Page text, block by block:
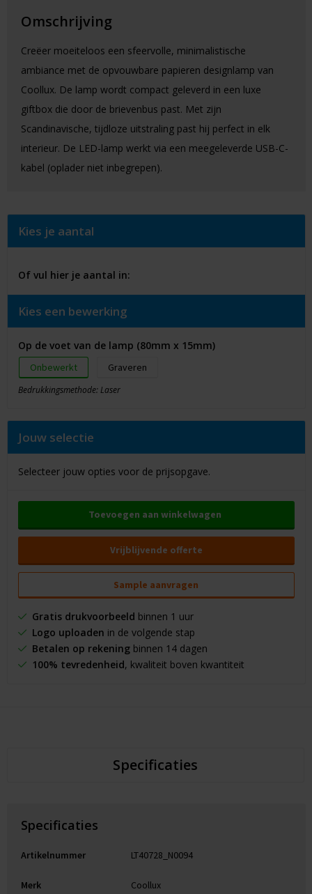
Omschrijving
Creëer moeiteloos een sfeervolle, minimalistische
ambiance met de opvouwbare papieren designlamp van
Coollux. De lamp wordt compact geleverd in een luxe
giftbox die door de brievenbus past. Met zijn
Scandinavische, tijdloze uitstraling past hij perfect in elk
interieur. De LED-lamp werkt via een meegeleverde USB-C-
kabel (oplader niet inbegrepen).
Kies je aantal
Of vul hier je aantal in:
Kies een bewerking
Op de voet van de lamp (80mm x 15mm)
Onbewerkt Graveren
Bedrukkingsmethode: Laser
Jouw selectie
Selecteer jouw opties voor de prijsopgave.
Toevoegen aan winkelwagen
Vrijblijvende offerte
Sample aanvragen
Gratis drukvoorbeeld binnen 1 uur
Logo uploaden in de volgende stap
Betalen op rekeningbinnen 14 dagen
100% tevredenheid, kwaliteit boven kwantiteit
Specificaties
Specificaties
Artikelnummer LT40728_N0094
Merk Coollux